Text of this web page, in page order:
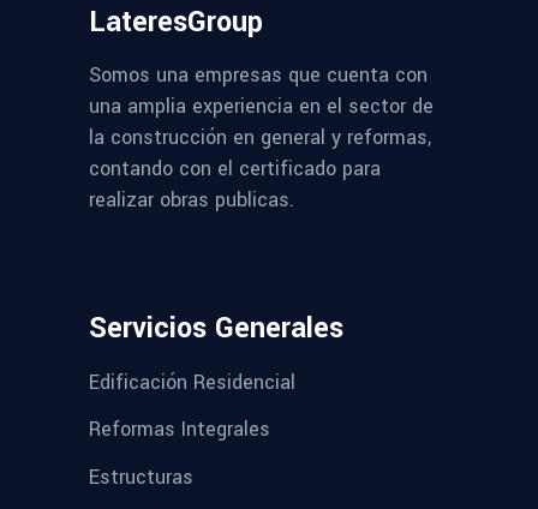
LateresGroup
Somos una empresas que cuenta con
una amplia experiencia en el sector de
la construcción en general y reformas,
contando con el certificado para
realizar obras publicas.
Servicios Generales
Edificación Residencial
Reformas Integrales
Estructuras